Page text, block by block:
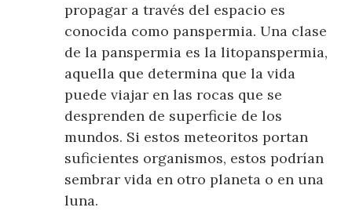
propagar a través del espacio es
conocida como panspermia. Una clase
de la panspermia es la litopanspermia,
aquella que determina que la vida
puede viajar en las rocas que se
desprenden de superficie de los
mundos. Si estos meteoritos portan
suficientes organismos, estos podrían
sembrar vida en otro planeta o en una
luna.